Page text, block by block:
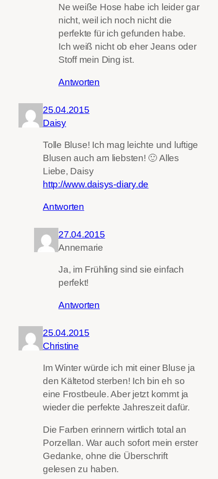
Ne weiße Hose habe ich leider gar
nicht, weil ich noch nicht die
perfekte für ich gefunden habe.
Ich weiß nicht ob eher Jeans oder
Stoff mein Ding ist.
Antworten
25.04.2015
Daisy
Tolle Bluse! Ich mag leichte und luftige
Blusen auch am liebsten! 🙂 Alles
Liebe, Daisy
http://www.daisys-diary.de
Antworten
27.04.2015
Annemarie
Ja, im Frühling sind sie einfach
perfekt!
Antworten
25.04.2015
Christine
Im Winter würde ich mit einer Bluse ja
den Kältetod sterben! Ich bin eh so
eine Frostbeule. Aber jetzt kommt ja
wieder die perfekte Jahreszeit dafür.
Die Farben erinnern wirtlich total an
Porzellan. War auch sofort mein erster
Gedanke, ohne die Überschrift
gelesen zu haben.